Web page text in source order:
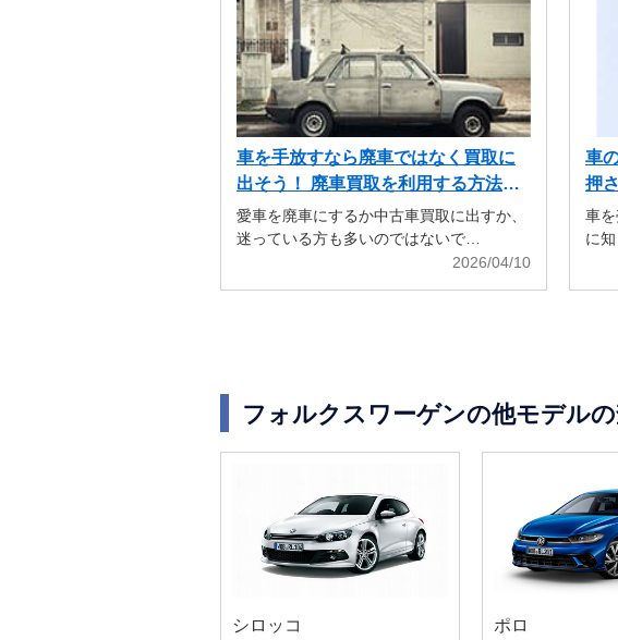
車を手放すなら廃車ではなく買取に
出そう！ 廃車買取を利用する方法も
解説
愛車を廃車にするか中古車買取に出すか、
迷っている方も多いのではないで…
2026/04/10
車
押
車
に
フォルクスワーゲンの他モデル
シロッコ
ポロ